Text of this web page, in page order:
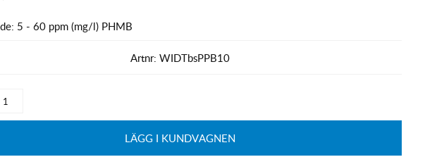
5 - 60 ppm (mg/l) PHMB
Artnr: WIDTbsPPB10
LÄGG I KUNDVAGNEN